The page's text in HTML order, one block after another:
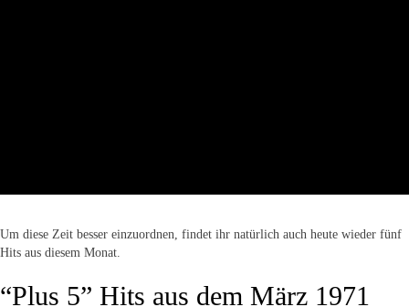
Um diese Zeit besser einzuordnen, findet ihr natürlich auch heute wieder fünf
Hits aus diesem Monat.
“Plus 5” Hits aus dem März 1971